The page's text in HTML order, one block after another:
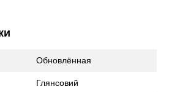
Обновлённая
Глянсовий